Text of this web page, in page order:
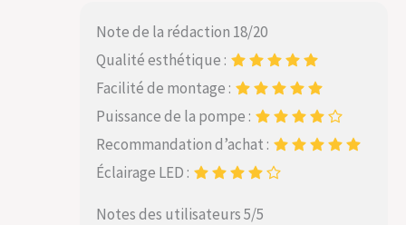
Note de la rédaction 18/20
Qualité esthétique :
Facilité de montage :
Puissance de la pompe :
Recommandation d’achat :
Éclairage LED :
Notes des utilisateurs 5/5